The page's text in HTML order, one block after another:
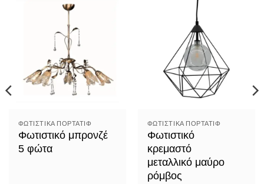
ΦΩΤΙΣΤΙΚΆ ΠΟΡΤΑΤΊΦ
Φωτιστικό μπρονζέ
5 φώτα
ΦΩΤΙΣΤΙΚΆ ΠΟΡΤΑΤΊΦ
Φωτιστικό
κρεμαστό
μεταλλικό μαύρο
ρόμβος